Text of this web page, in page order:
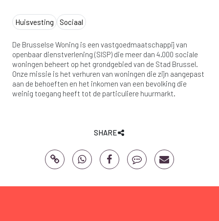
Huisvesting Sociaal
De Brusselse Woning is een vastgoedmaatschappij van
openbaar dienstverlening (SISP) die meer dan 4.000 sociale
woningen beheert op het grondgebied van de Stad Brussel.
Onze missie is het verhuren van woningen die zijn aangepast
aan de behoeften en het inkomen van een bevolking die
weinig toegang heeft tot de particuliere huurmarkt.
SHARE